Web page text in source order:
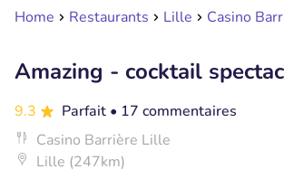
Home Restaurants Lille Casino
Amazing - cocktail
9.3 Parfait • 17 commentaires
Casino Barrière Lille
Lille (247km)